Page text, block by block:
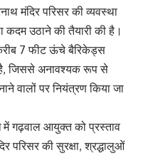
मंदिर परिसर की व्यवस्था
कदम उठाने की तैयारी की है।
7 फीट ऊंचे बैरिकेड्स
है, जिससे अनावश्यक रूप से
वालों पर नियंत्रण किया जा
गढ़वाल आयुक्त को प्रस्ताव
परिसर की सुरक्षा, श्रद्धालुओं